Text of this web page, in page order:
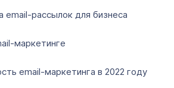
email-рассылок для бизнеса
маркетинге
email-маркетинга в 2022 году